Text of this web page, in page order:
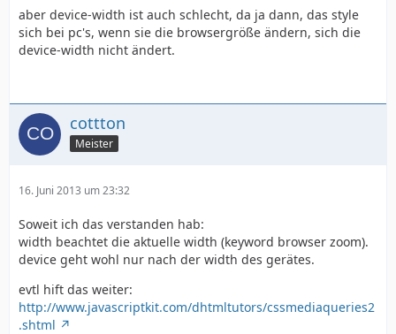
aber device-width ist auch schlecht, da ja dann, das style
sich bei pc's, wenn sie die browsergröße ändern, sich die
device-width nicht ändert.
cottton
Meister
16. Juni 2013 um 23:32
Soweit ich das verstanden hab:
width beachtet die aktuelle width (keyword browser zoom).
device geht wohl nur nach der width des gerätes.
evtl hift das weiter:
http://www.javascriptkit.com/dhtmltutors/cssmediaqueries2
.shtml